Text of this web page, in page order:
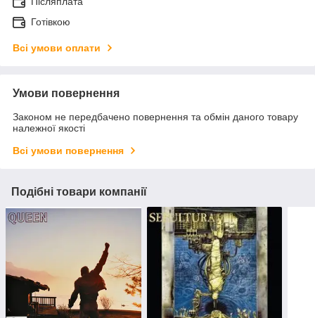
Готівкою
Всі умови оплати
Умови повернення
Законом не передбачено повернення та обмін даного товару
належної якості
Всі умови повернення
Подібні товари компанії